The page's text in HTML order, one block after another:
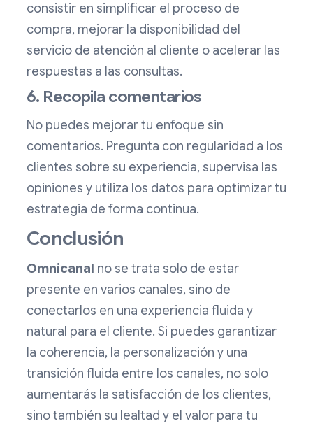
consistir en simplificar el proceso de
compra, mejorar la disponibilidad del
servicio de atención al cliente o acelerar las
respuestas a las consultas.
6. Recopila comentarios
No puedes mejorar tu enfoque sin
comentarios. Pregunta con regularidad a los
clientes sobre su experiencia, supervisa las
opiniones y utiliza los datos para optimizar tu
estrategia de forma continua.
Conclusión
Omnicanal no se trata solo de estar
presente en varios canales, sino de
conectarlos en una experiencia fluida y
natural para el cliente. Si puedes garantizar
la coherencia, la personalización y una
transición fluida entre los canales, no solo
aumentarás la satisfacción de los clientes,
sino también su lealtad y el valor para tu